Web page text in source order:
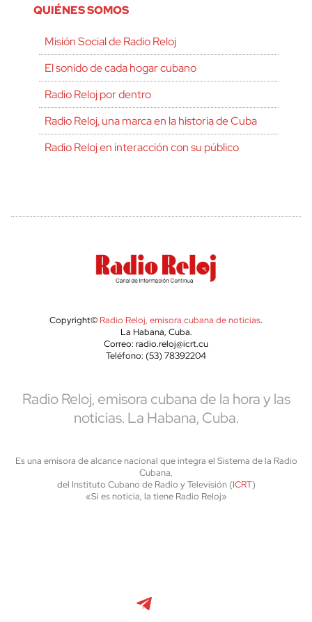
QUIÉNES SOMOS
Misión Social de Radio Reloj
El sonido de cada hogar cubano
Radio Reloj por dentro
Radio Reloj, una marca en la historia de Cuba
Radio Reloj en interacción con su público
Copyright© Radio Reloj, emisora cubana de noticias.
La Habana, Cuba.
Correo: radio.reloj@icrt.cu
Teléfono: (53) 78392204
Radio Reloj, emisora cubana de la hora y las
noticias. La Habana, Cuba.
Es una emisora de alcance nacional que integra el Sistema de la Radio
Cubana,
del Instituto Cubano de Radio y Televisión (ICRT)
«Si es noticia, la tiene Radio Reloj»